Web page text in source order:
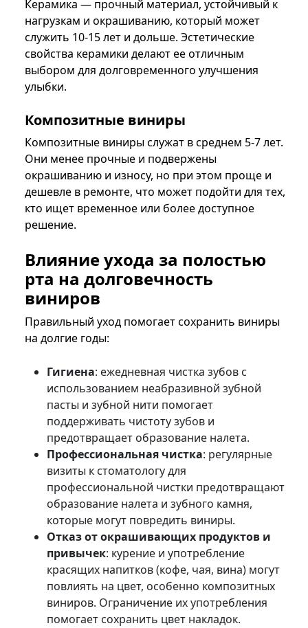
Керамика — прочный материал, устойчивый к
нагрузкам и окрашиванию, который может
служить 10-15 лет и дольше. Эстетические
свойства керамики делают ее отличным
выбором для долговременного улучшения
улыбки.
Композитные виниры
Композитные виниры служат в среднем 5-7 лет.
Они менее прочные и подвержены
окрашиванию и износу, но при этом проще и
дешевле в ремонте, что может подойти для тех,
кто ищет временное или более доступное
решение.
Влияние ухода за полостью
рта на долговечность
виниров
Правильный уход помогает сохранить виниры
на долгие годы:
Гигиена: ежедневная чистка зубов с
использованием неабразивной зубной
пасты и зубной нити помогает
поддерживать чистоту зубов и
предотвращает образование налета.
Профессиональная чистка: регулярные
визиты к стоматологу для
профессиональной чистки предотвращают
образование налета и зубного камня,
которые могут повредить виниры.
Отказ от окрашивающих продуктов и
привычек: курение и употребление
красящих напитков (кофе, чая, вина) могут
повлиять на цвет, особенно композитных
виниров. Ограничение их употребления
помогает сохранить цвет накладок.